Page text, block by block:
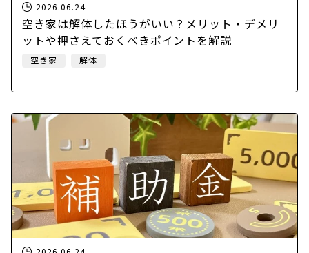
2026.06.24
空き家は解体したほうがいい？メリット・デメリ
ットや押さえておくべきポイントを解説
空き家 解体